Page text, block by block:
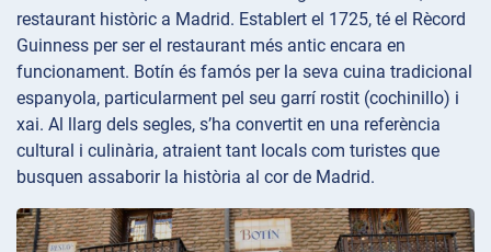
restaurant històric a Madrid. Establert el 1725, té el Rècord
Guinness per ser el restaurant més antic encara en
funcionament. Botín és famós per la seva cuina tradicional
espanyola, particularment pel seu garrí rostit (cochinillo) i
xai. Al llarg dels segles, s’ha convertit en una referència
cultural i culinària, atraient tant locals com turistes que
busquen assaborir la història al cor de Madrid.